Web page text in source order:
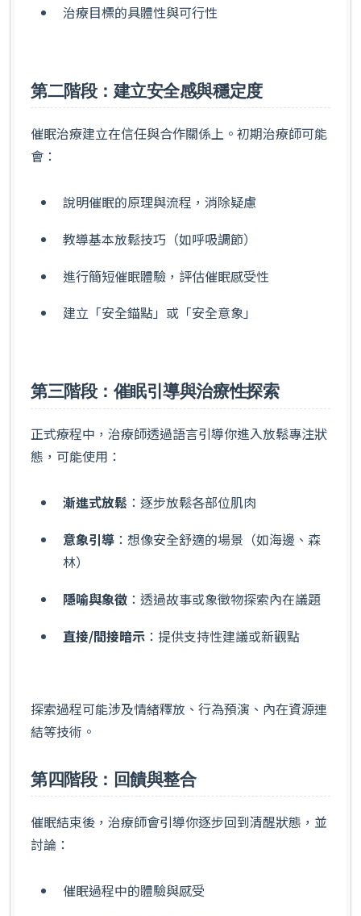
治療目標的具體性與可行性
第二階段：建立安全感與穩定度
催眠治療建立在信任與合作關係上。初期治療師可能
會：
說明催眠的原理與流程，消除疑慮
教導基本放鬆技巧（如呼吸調節）
進行簡短催眠體驗，評估催眠感受性
建立「安全錨點」或「安全意象」
第三階段：催眠引導與治療性探索
正式療程中，治療師透過語言引導你進入放鬆專注狀
態，可能使用：
漸進式放鬆 ：逐步放鬆各部位肌肉
意象引導 ：想像安全舒適的場景（如海邊、森
林）
隱喻與象徵 ：透過故事或象徵物探索內在議題
直接/間接暗示 ：提供支持性建議或新觀點
探索過程可能涉及情緒釋放、行為預演、內在資源連
結等技術。
第四階段：回饋與整合
催眠結束後，治療師會引導你逐步回到清醒狀態，並
討論：
催眠過程中的體驗與感受